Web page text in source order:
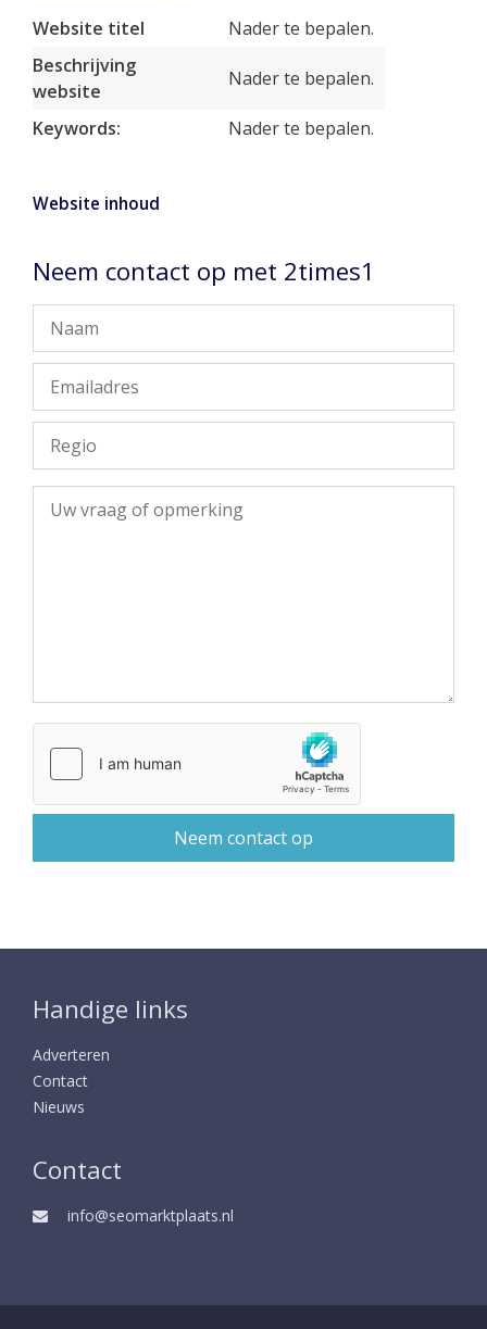
Website titel
Nader te bepalen.
Beschrijving
website
Nader te bepalen.
Keywords: Nader te bepalen.
Website inhoud
Neem contact op met 2times1
Handige links
Adverteren
Contact
Nieuws
Contact
info@seomarktplaats.nl